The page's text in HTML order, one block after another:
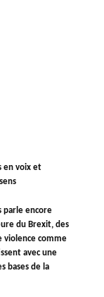
en voix et
parle encore
du Brexit, des
violence comme
avec une
bases de la